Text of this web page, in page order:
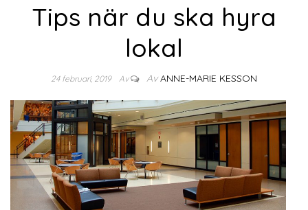
Tips när du ska hyra
lokal
24 februari, 2019 Av Av ANNE-MARIE KESSON